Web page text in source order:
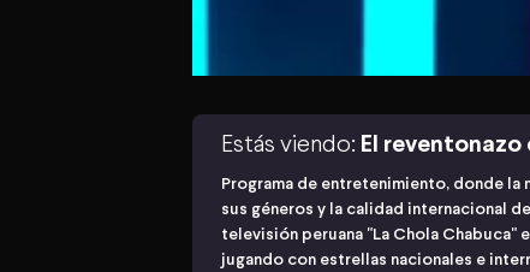
Estás viendo: El reventonazo
Programa de entretenimiento, donde
sus géneros y la calidad internacional
televisión peruana "La Chola Chabuca"
jugando con estrellas nacionales e